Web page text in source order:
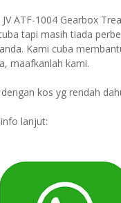
ATF-1004 Gearbox
tapi masih tiada
Kami cuba
maafkanlah kami.
kos yg rendah
lanjut: